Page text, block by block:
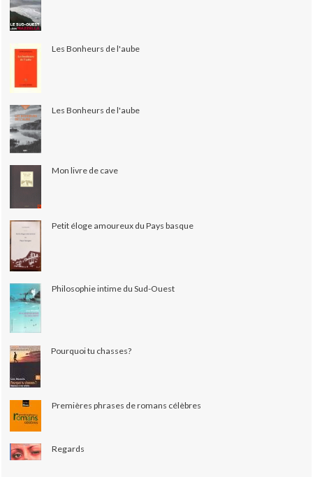
Les Bonheurs de l'aube
Les Bonheurs de l'aube
Mon livre de cave
Petit éloge amoureux du Pays basque
Philosophie intime du Sud-Ouest
Pourquoi tu chasses?
Premières phrases de romans célèbres
Regards